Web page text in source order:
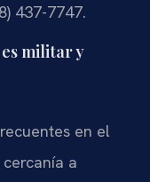
437-7747.
es militar y
en el
a